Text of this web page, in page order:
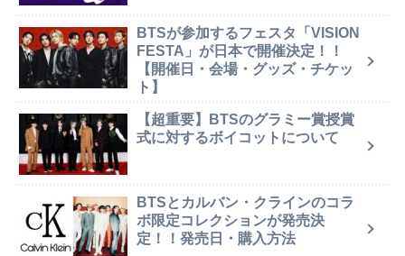
BTSが参加するフェスタ「VISION
FESTA」が日本で開催決定！！
【開催日・会場・グッズ・チケッ
ト】
【超重要】BTSのグラミー賞授賞
式に対するボイコットについて
BTSとカルバン・クラインのコラ
ボ限定コレクションが発売決
定！！発売日・購入方法